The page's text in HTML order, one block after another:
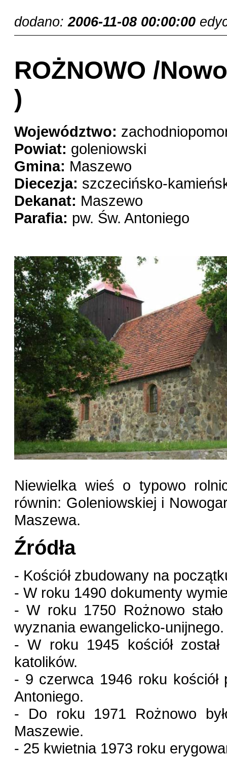
dodano:2006-11-08 00:00:00
ROŻNOWO /
)
Województwo:
Powiat: goleniowski
Gmina: Maszewo
Diecezja: szczecińsko-
Dekanat: Maszewo
Parafia: pw. Św. Antoniego
Niewielka wieś o typowo
równin: Goleniowskiej i
Maszewa.
Źródła
- Kościół zbudowany na
- W roku 1490 dokumenty
- W roku 1750 Rożnowo
wyznania ewangelicko-unijnego.
- W roku 1945 kościół
katolików.
- 9 czerwca 1946 roku kościół
Antoniego.
- Do roku 1971 Rożnowo
Maszewie.
- 25 kwietnia 1973 roku